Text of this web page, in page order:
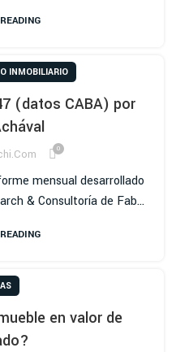
INMOBILIARIO
(datos CABA) por
0
mensual desarrollado
& Consultoría de Fab...
en valor de